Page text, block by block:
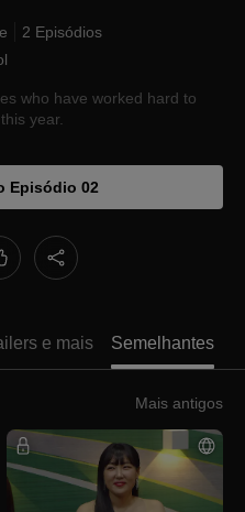
2 Episódios
who have worked hard to
year.
Episódio 02
e mais Semelhantes
Mais antigos